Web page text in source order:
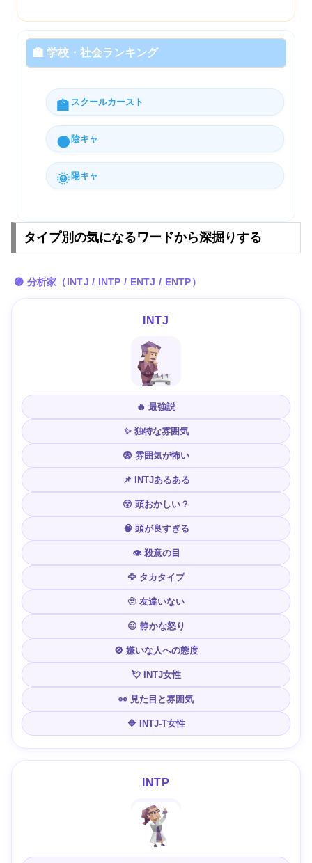
🏫 学校・社会ランキング
🏫 スクールカースト
🌑 陰キャ
🌞 陽キャ
タイプ別の気になるワードから深掘りする
🟣 分析家（INTJ / INTP / ENTJ / ENTP）
INTJ
🔥 最強説
✨ 独特な雰囲気
😨 雰囲気が怖い
📌 INTJあるある
😵 頭おかしい？
🧠 頭が良すぎる
👁️ 殺意の目
🦅 タカタイプ
🫥 友達いない
😐 静かな怒り
🚫 嫌いな人への態度
💘 INTJ女性
👀 見た目と雰囲気
🔷 INTJ-T女性
INTP